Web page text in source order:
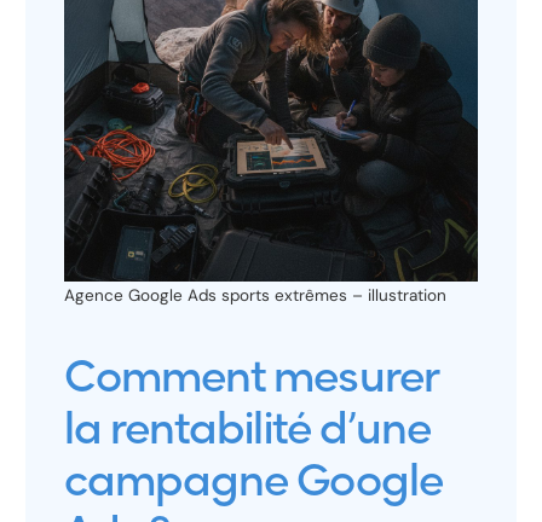
Agence Google Ads sports extrêmes – illustration
Comment mesurer
la rentabilité d’une
campagne Google